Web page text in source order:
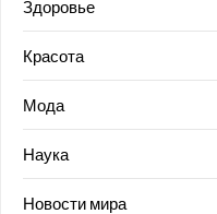
Здоровье
Красота
Мода
Наука
Новости мира